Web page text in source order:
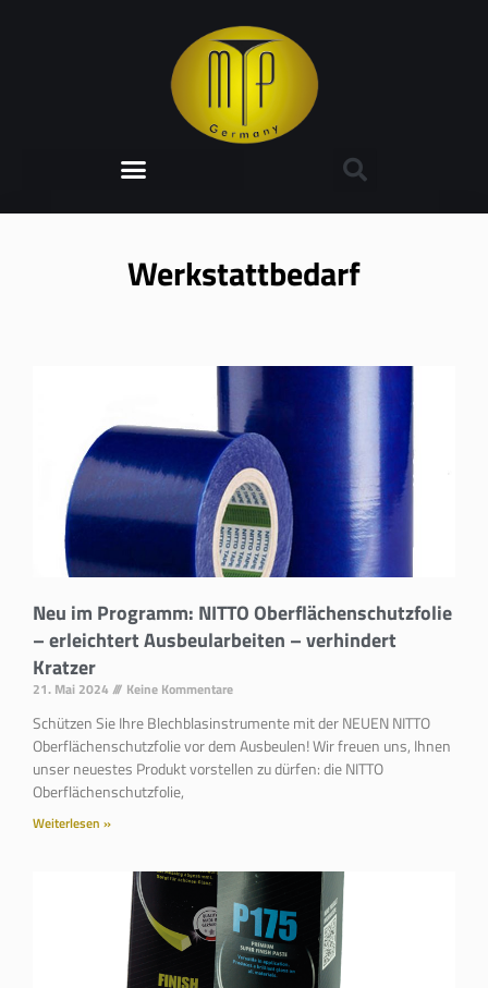
Werkstattbedarf
Neu im Programm: NITTO Oberflächenschutzfolie
– erleichtert Ausbeularbeiten – verhindert
Kratzer
21. Mai 2024 Keine Kommentare
Schützen Sie Ihre Blechblasinstrumente mit der NEUEN NITTO
Oberflächenschutzfolie vor dem Ausbeulen! Wir freuen uns, Ihnen
unser neuestes Produkt vorstellen zu dürfen: die NITTO
Oberflächenschutzfolie,
Weiterlesen »